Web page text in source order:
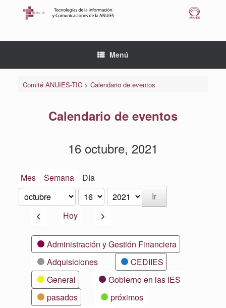
Menú
Comité ANUIES-TIC> Calendario de eventos
Calendario de eventos
16 octubre, 2021
Mes Semana Día
Mes
Día
Año
AnteriorHoy Siguiente
CategoríasAdministración y Gestión Financiera
Adquisiciones
CEDIIES
General
Gobierno en las IES
pasados
próximos